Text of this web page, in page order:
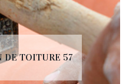
DE TOITURE 57